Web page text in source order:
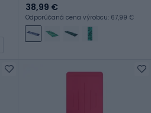
38,99 €
Odporúčaná cena výrobcu: 67,99 €